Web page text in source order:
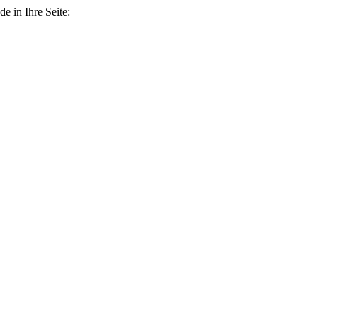
in Ihre Seite: